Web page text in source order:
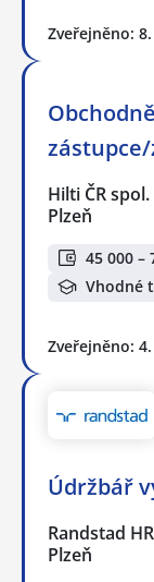
Zveřejněno:
Hilti ČR
Plzeň
45 000 –
Vhodné
Zveřejněno:
Údržbář
Randstad
Plzeň